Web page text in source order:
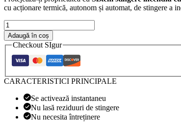
cu acționare termică, autonom și automat, de stingere a
Cantitate
Sistem
stingere
incendiu
aerosoli
Aeroo
Shield
Adaugă în coș
Checkout SIgur
CARACTERISTICI PRINCIPALE
Se activează instantaneu
Nu lasă reziduuri de stingere
Nu necesita întreținere